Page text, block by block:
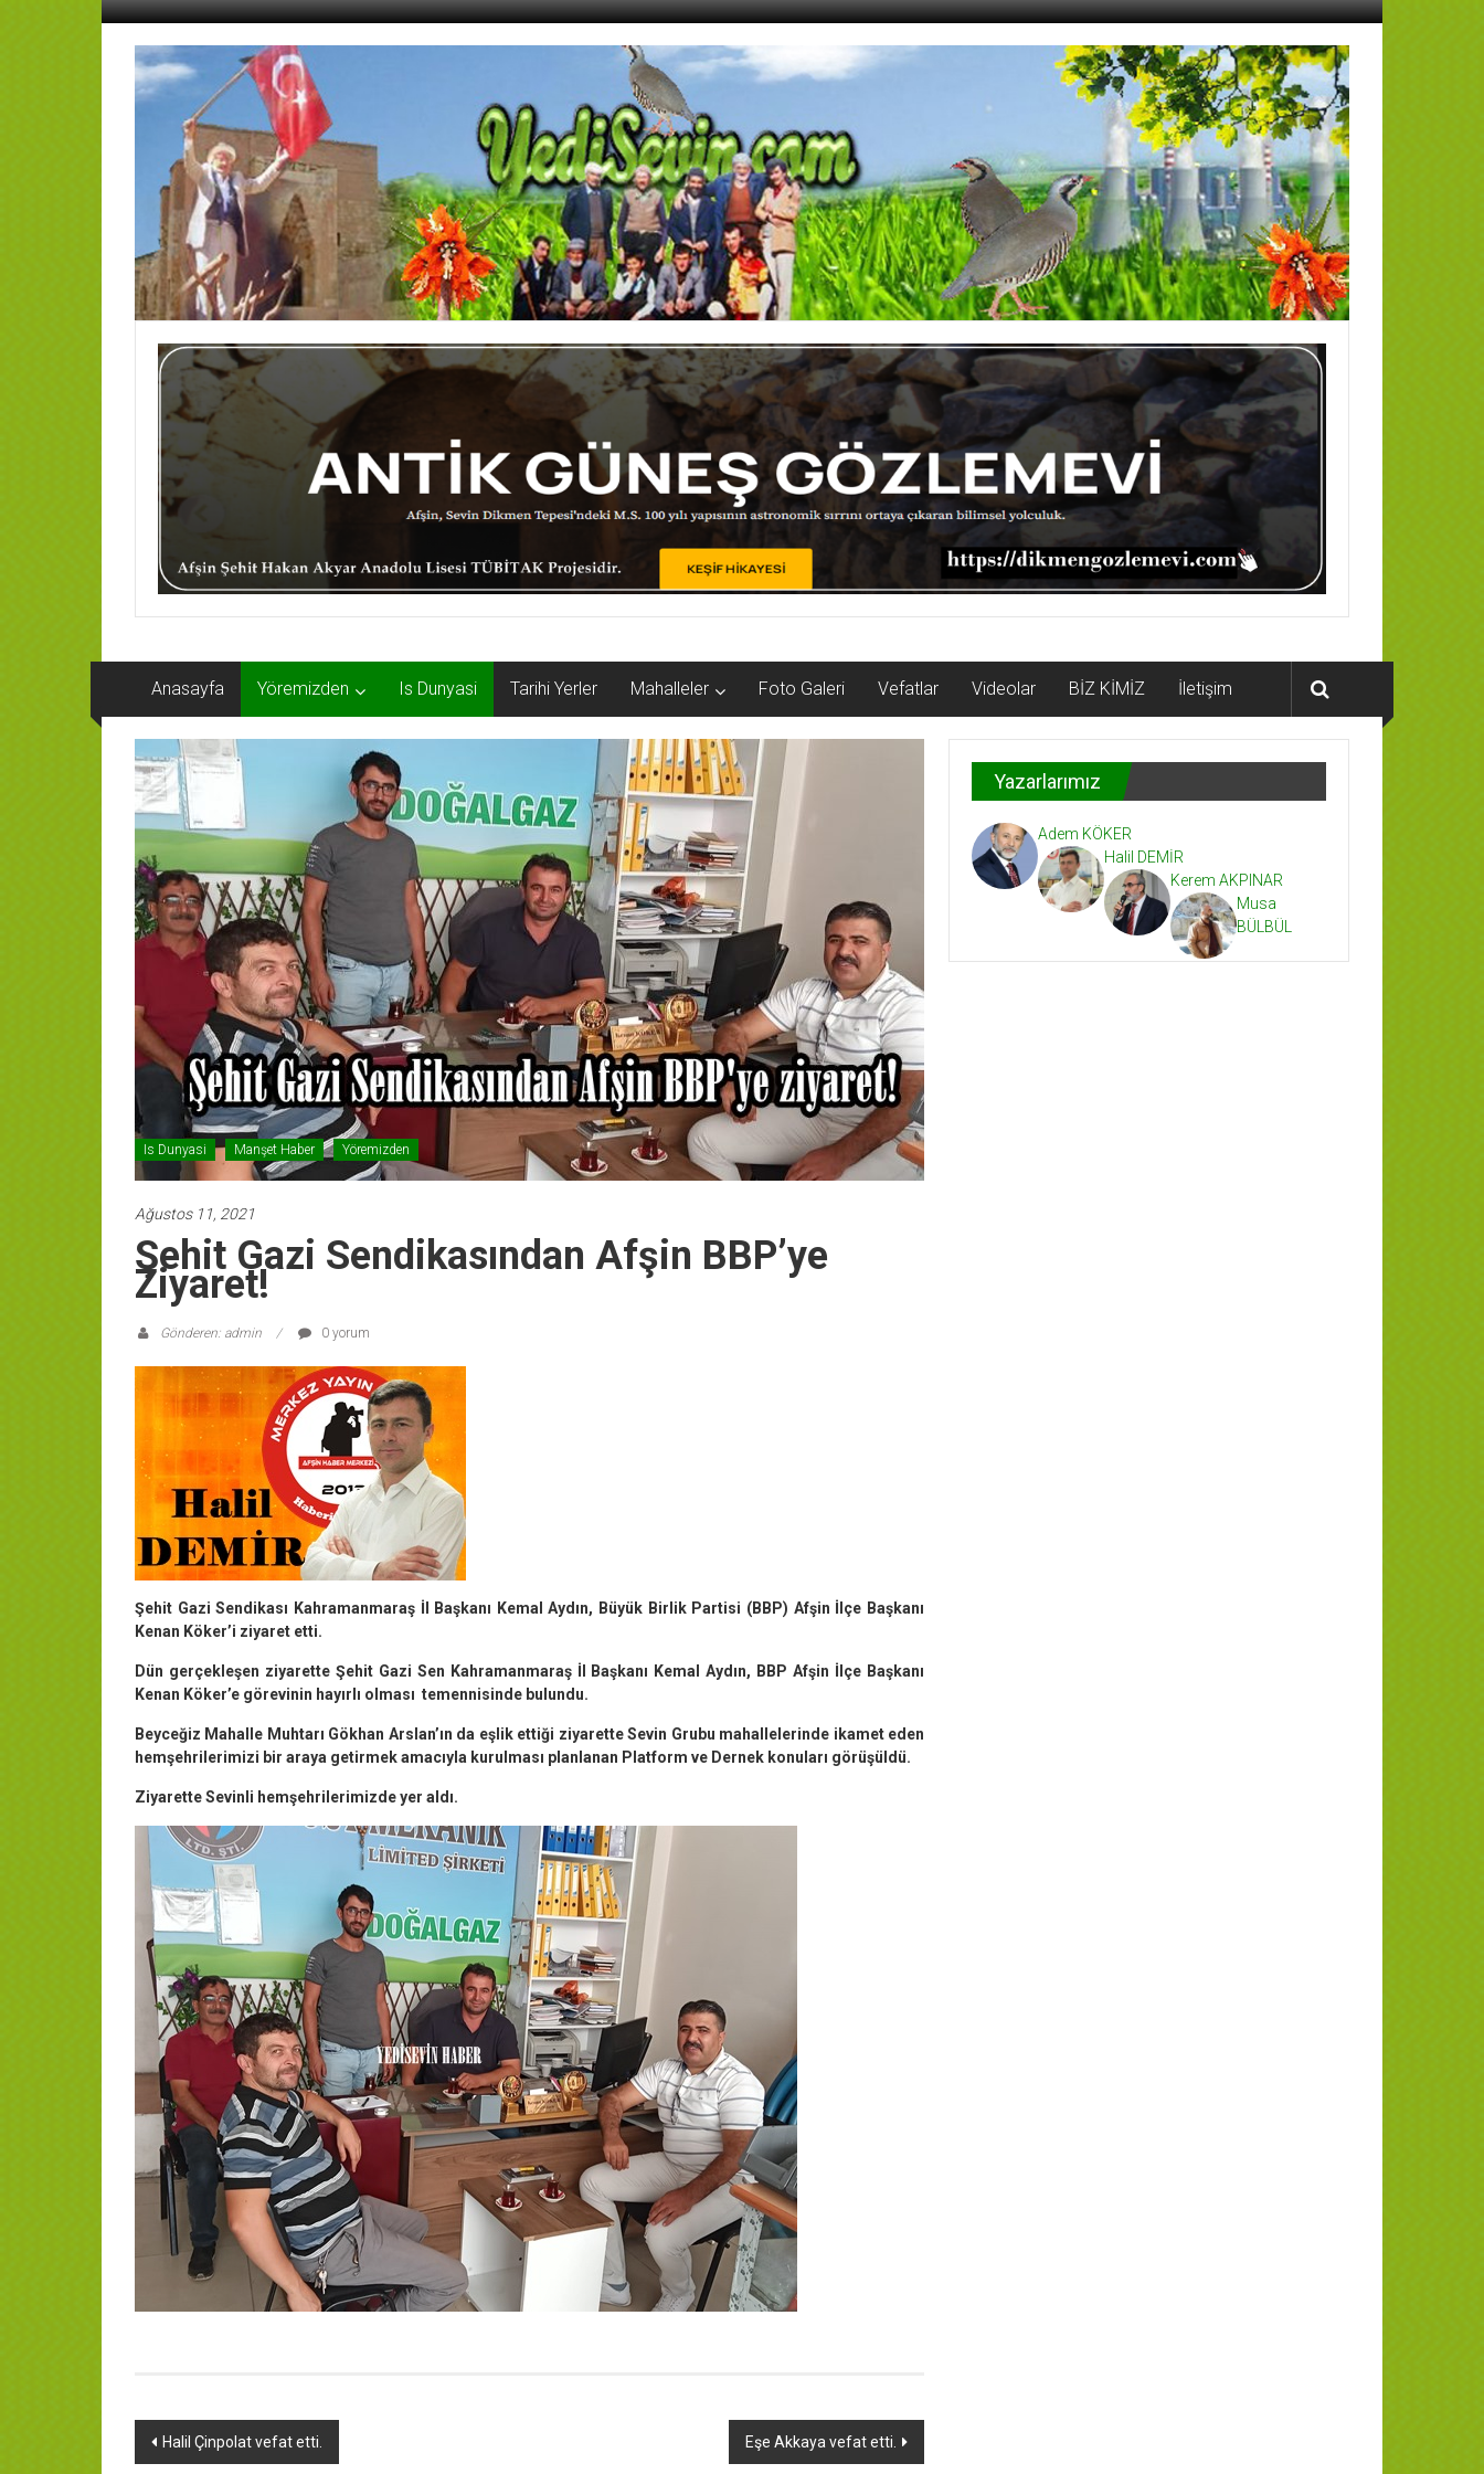
İçeriğe
AFŞİN
YEDİSEVİN
HABER
Kahramanmaraş,Afşin,Sevin
Köyleri
Tanıtım
ve
Haber
Portalı
Anasayfa Yöremizden Is Dunyasi Tarihi Yerler Mahalleler Foto Galeri Vefatlar Videolar BİZ KİMİZ İletişim
Is Dunyasi Manşet Haber Yöremizden
Ağustos 11, 2021
Şehit Gazi Sendikasından Afşin BBP’ye
Ziyaret!
Gönderen: admin 0 yorum
Şehit Gazi Sendikası Kahramanmaraş İl Başkanı Kemal Aydın, Büyük Birlik Partisi (BBP) Afşin İlçe Başkanı
Kenan Köker’i ziyaret etti.
Dün gerçekleşen ziyarette Şehit Gazi Sen Kahramanmaraş İl Başkanı Kemal Aydın, BBP Afşin İlçe Başkanı
Kenan Köker’e görevinin hayırlı olması temennisinde bulundu.
Beyceğiz Mahalle Muhtarı Gökhan Arslan’ın da eşlik ettiği ziyarette Sevin Grubu mahallelerinde ikamet eden
hemşehrilerimizi bir araya getirmek amacıyla kurulması planlanan Platform ve Dernek konuları görüşüldü.
Ziyarette Sevinli hemşehrilerimizde yer aldı.
Yazı
Halil Çinpolat vefat etti. Eşe Akkaya vefat etti.
Yazarlarımız
Adem KÖKER
Halil DEMİR
Kerem AKPINAR
Musa
BÜLBÜL